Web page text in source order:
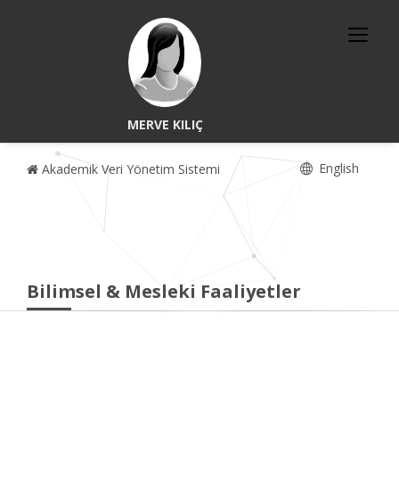
MERVE KILIÇ
Akademik Veri Yönetim Sistemi English
Bilimsel & Mesleki Faaliyetler